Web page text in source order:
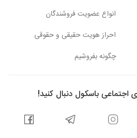
تولید رزین های اپوکسی برای رنگ
انواع قالب‌ها در اختیار صنعتگران قرار
سال های اخیر استفاده از قالب اپوکسی
و قالب های ریخته‌گری استفاده می
قالب، چسب، عایق و غیره استفاده
گری از رزین های اپوکسی برای قالب
هایی که برای قالب گیری در صنایع
انواع گوناگونی دارند. در صنعت رنگ
انواع عضویت فروشندگان
احراز هویت حقیقی و حقوقی
چگونه بفروشیم
اجتماعی باسکول دنبال کنید!